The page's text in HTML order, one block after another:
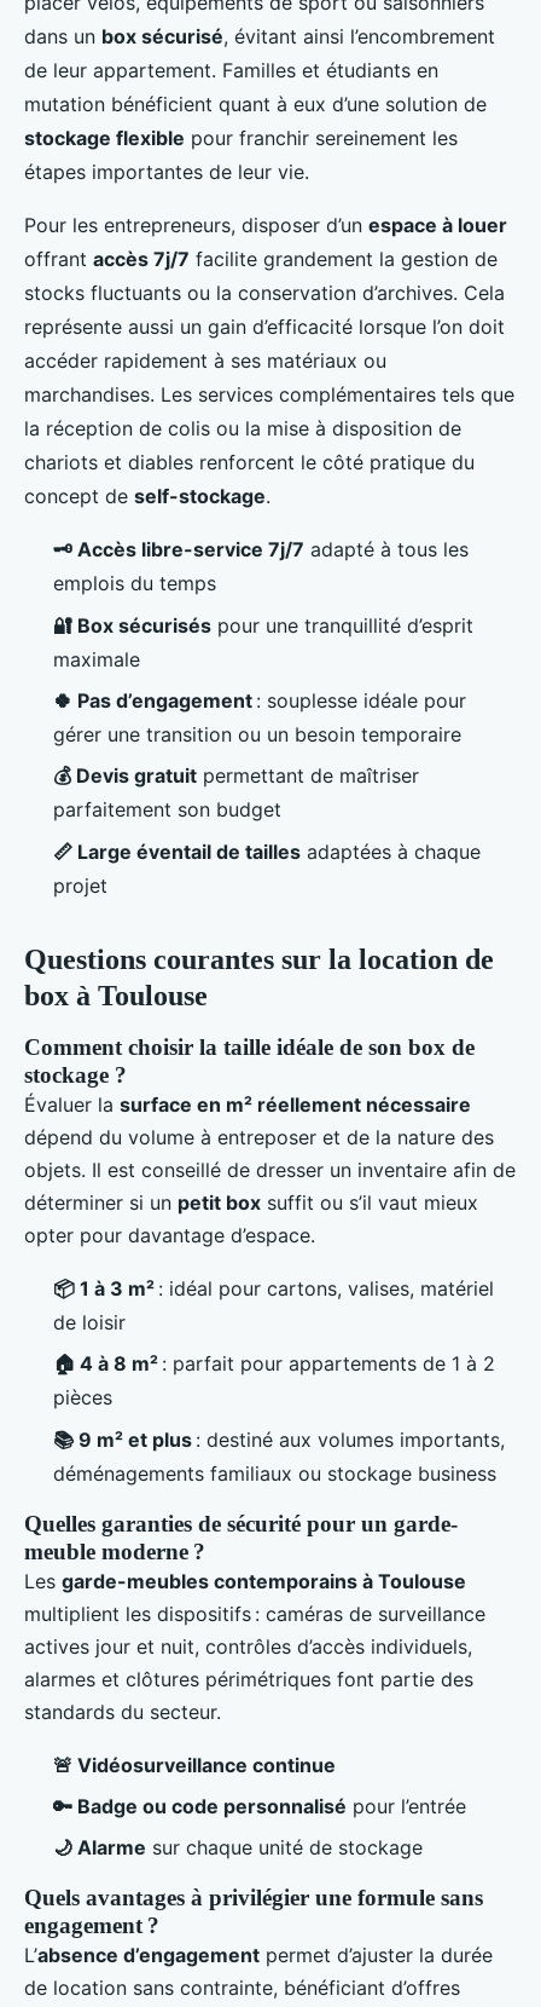
dans un box sécurisé, évitant ainsi l’encombrement
de leur appartement. Familles et étudiants en
mutation bénéficient quant à eux d’une solution de
stockage flexible pour franchir sereinement les
étapes importantes de leur vie.
Pour les entrepreneurs, disposer d’un espace à louer
offrant accès 7j/7 facilite grandement la gestion de
stocks fluctuants ou la conservation d’archives. Cela
représente aussi un gain d’efficacité lorsque l’on doit
accéder rapidement à ses matériaux ou
marchandises. Les services complémentaires tels que
la réception de colis ou la mise à disposition de
chariots et diables renforcent le côté pratique du
concept de self-stockage.
🗝️ Accès libre-service 7j/7 adapté à tous les
emplois du temps
🔐 Box sécurisés pour une tranquillité d’esprit
maximale
🍀 Pas d’engagement : souplesse idéale pour
gérer une transition ou un besoin temporaire
💰 Devis gratuit permettant de maîtriser
parfaitement son budget
📏 Large éventail de tailles adaptées à chaque
projet
Questions courantes sur la location de
box à Toulouse
Comment choisir la taille idéale de son box de
stockage ?
Évaluer la surface en m² réellement nécessaire
dépend du volume à entreposer et de la nature des
objets. Il est conseillé de dresser un inventaire afin de
déterminer si un petit box suffit ou s’il vaut mieux
opter pour davantage d’espace.
📦 1 à 3 m² : idéal pour cartons, valises, matériel
de loisir
🏠 4 à 8 m² : parfait pour appartements de 1 à 2
pièces
📚 9 m² et plus : destiné aux volumes importants,
déménagements familiaux ou stockage business
Quelles garanties de sécurité pour un garde-
meuble moderne ?
Les garde-meubles contemporains à Toulouse
multiplient les dispositifs : caméras de surveillance
actives jour et nuit, contrôles d’accès individuels,
alarmes et clôtures périmétriques font partie des
standards du secteur.
🚨 Vidéosurveillance continue
🔑 Badge ou code personnalisé pour l’entrée
🌙 Alarme sur chaque unité de stockage
Quels avantages à privilégier une formule sans
engagement ?
L’absence d’engagement permet d’ajuster la durée
de location sans contrainte, bénéficiant d’offres